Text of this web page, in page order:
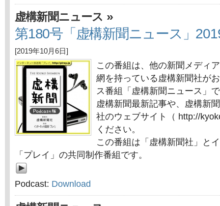
虚構新聞ニュース »
第180号「虚構新聞ニュース」
[2019年10月6日]
この番組は、他の新聞メディ
網を持っている虚構新聞社が
ス番組「虚構新聞ニュース」
虚構新聞最新記事や、虚構新
社のウェブサイト（ http://
ください。
この番組は「虚構新聞社」と
「プレイ」の共同制作番組です。
Podcast: Download